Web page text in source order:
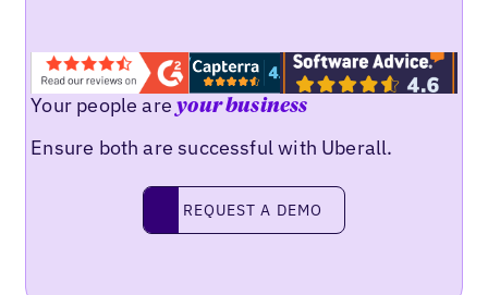
Your people areyour business
Ensure both are successful with Uberall.
Request a demo
REQUEST A DEMO